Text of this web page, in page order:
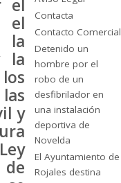
el
el
la
la
y
Contacta
Contacto Comercial
Detenido un
hombre por el
robo de un
desfibrilador en
una instalación
deportiva de
Novelda
El Ayuntamiento de
Rojales destina